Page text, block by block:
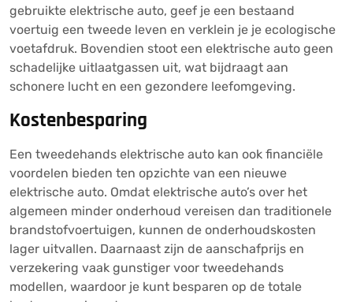
gebruikte elektrische auto, geef je een bestaand
voertuig een tweede leven en verklein je je ecologische
voetafdruk. Bovendien stoot een elektrische auto geen
schadelijke uitlaatgassen uit, wat bijdraagt aan
schonere lucht en een gezondere leefomgeving.
Kostenbesparing
Een tweedehands elektrische auto kan ook financiële
voordelen bieden ten opzichte van een nieuwe
elektrische auto. Omdat elektrische auto’s over het
algemeen minder onderhoud vereisen dan traditionele
brandstofvoertuigen, kunnen de onderhoudskosten
lager uitvallen. Daarnaast zijn de aanschafprijs en
verzekering vaak gunstiger voor tweedehands
modellen, waardoor je kunt besparen op de totale